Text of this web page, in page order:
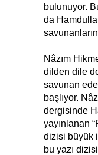
bulunuyor.
da
Nâzım
dilden dile
savunan
başlıyor.
dergisinde
yayınlanan
dizisi büyük
bu yazı